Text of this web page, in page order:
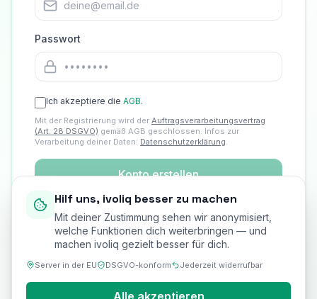
Passwort
Ich akzeptiere die AGB.
Mit der Registrierung wird der Auftragsverarbeitungsvertrag
(Art. 28 DSGVO) gemäß AGB geschlossen. Infos zur
Verarbeitung deiner Daten: Datenschutzerklärung.
Konto erstellen
Oder fortfahren mit
Google
Bereits ein Konto? Anmelden
Hilf uns, ivoliq besser zu machen
Mit deiner Zustimmung sehen wir anonymisiert,
welche Funktionen dich weiterbringen — und
machen ivoliq gezielt besser für dich.
Server in der EU DSGVO-konform Jederzeit widerrufbar
Alle akzeptieren